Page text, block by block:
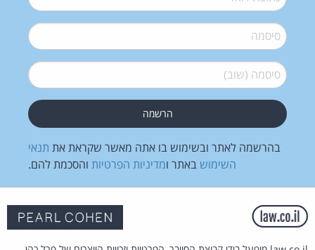
סיסמה*
סיסמה (שוב)*
בהרשמה לאתר ובשימוש בו אתה מאשר שקראת את תנאי
השימוש באתר ומדיניות הפרטיות והסכמת להם.